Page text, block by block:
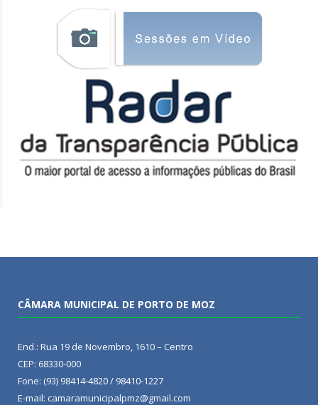
CÂMARA MUNICIPAL DE PORTO DE MOZ
End.: Rua 19 de Novembro, 1610 – Centro
CEP: 68330-000
Fone: (93) 98414-4820 / 98410-1227
E-mail: camaramunicipalpmz@gmail.com